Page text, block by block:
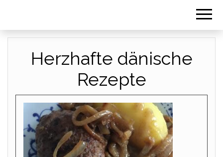
Herzhafte dänische
Rezepte